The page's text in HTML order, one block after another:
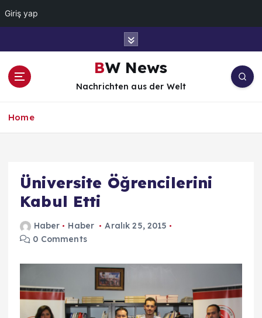
Giriş yap
BW News
Nachrichten aus der Welt
Home
Üniversite Öğrencilerini
Kabul Etti
Haber Haber
Aralık 25, 2015
0 Comments